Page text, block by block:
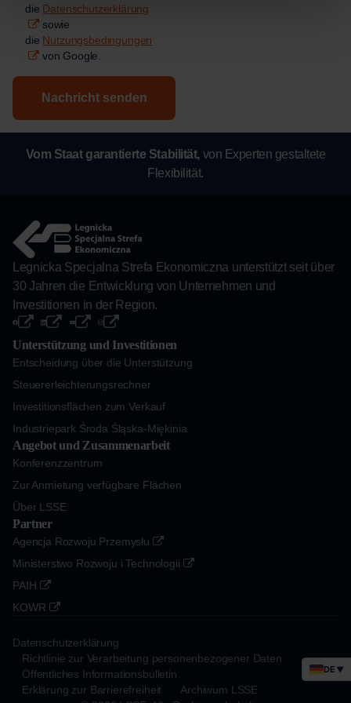
die Datenschutzerklärung
sowie
die Nutzungsbedingungen
von Google.
Nachricht senden
Vom Staat garantierte Stabilität, von Experten gestaltete
Flexibilität.
Legnicka Specjalna Strefa Ekonomiczna unterstützt seit über
30 Jahren die Entwicklung von Unternehmen und
Investitionen in der Region.
Unterstützung und Investitionen
Entscheidung über die Unterstützung
Steuererleichterungsrechner
Investitionsflächen zum Verkauf
Industriepark Środa Śląska-Miękinia
Angebot und Zusammenarbeit
Konferenzzentrum
Zur Anmietung verfügbare Flächen
Über LSSE
Partner
Agencja Rozwoju Przemysłu
Ministerstwo Rozwoju i Technologii
PAIH
KOWR
Datenschutzerklärung
Richtlinie zur Verarbeitung personenbezogener Daten
Öffentliches Informationsbulletin
Erklärung zur Barrierefreiheit
Archiwum LSSE
DE ▼